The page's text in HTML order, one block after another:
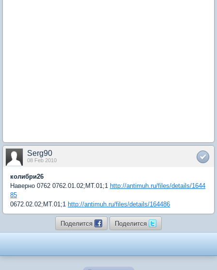
Serg90
08 Feb 2010
колибри26
Наверно 0762 0762.01.02;МТ.01;1 http://antimuh.ru/files/details/1644
85
0672.02.02;МТ.01;1 http://antimuh.ru/files/details/164486
Поделится Поделится